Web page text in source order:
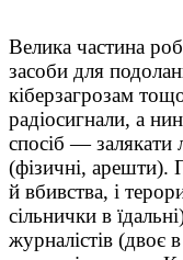
Велика частина
засоби для
кіберзагрозам
радіосигнали, а
спосіб — залякати
(фізичні, арешти).
й вбивства, і
сільнички в
журналістів (двоє